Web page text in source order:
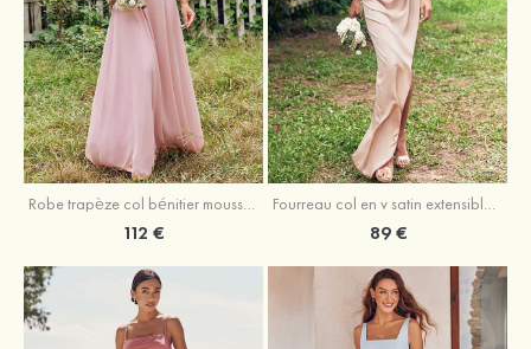
Robe trapèze col bénitier mousseline ras du sol robe de demoiselle d'honneur
112 €
Fourreau col en v satin extensible asymétrique robe de demoiselle d'honneur
89 €